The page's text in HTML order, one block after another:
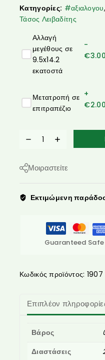
Κατηγορίες: #αξιαλογου
Τάσος Λειβαδίτης
Αλλαγή
μεγέθους σε
9.5x14.2
εκατοστά
-
€3.00
Μετατροπή σε
επιτραπέζιο
+
€2.00
Μοιραστείτε
Εκτιμώμενη
Guaranteed
Κωδικός προϊόντος: 1907
Επιπλέον
Βάρος
Διαστάσεις